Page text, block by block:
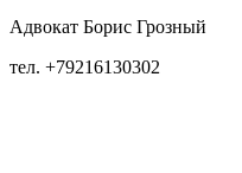
Адвокат Борис Грозный
тел. +79216130302